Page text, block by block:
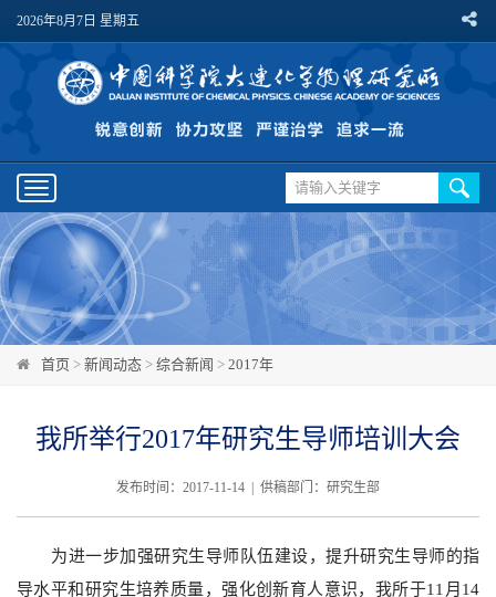
2026年8月7日 星期五
Toggle
navigation
首页 > 新闻动态 > 综合新闻 > 2017年
我所举行2017年研究生导师培训大会
发布时间：2017-11-14 | 供稿部门：研究生部
为进一步加强研究生导师队伍建设，提升研究生导师的指
导水平和研究生培养质量，强化创新育人意识，我所于11 月 14